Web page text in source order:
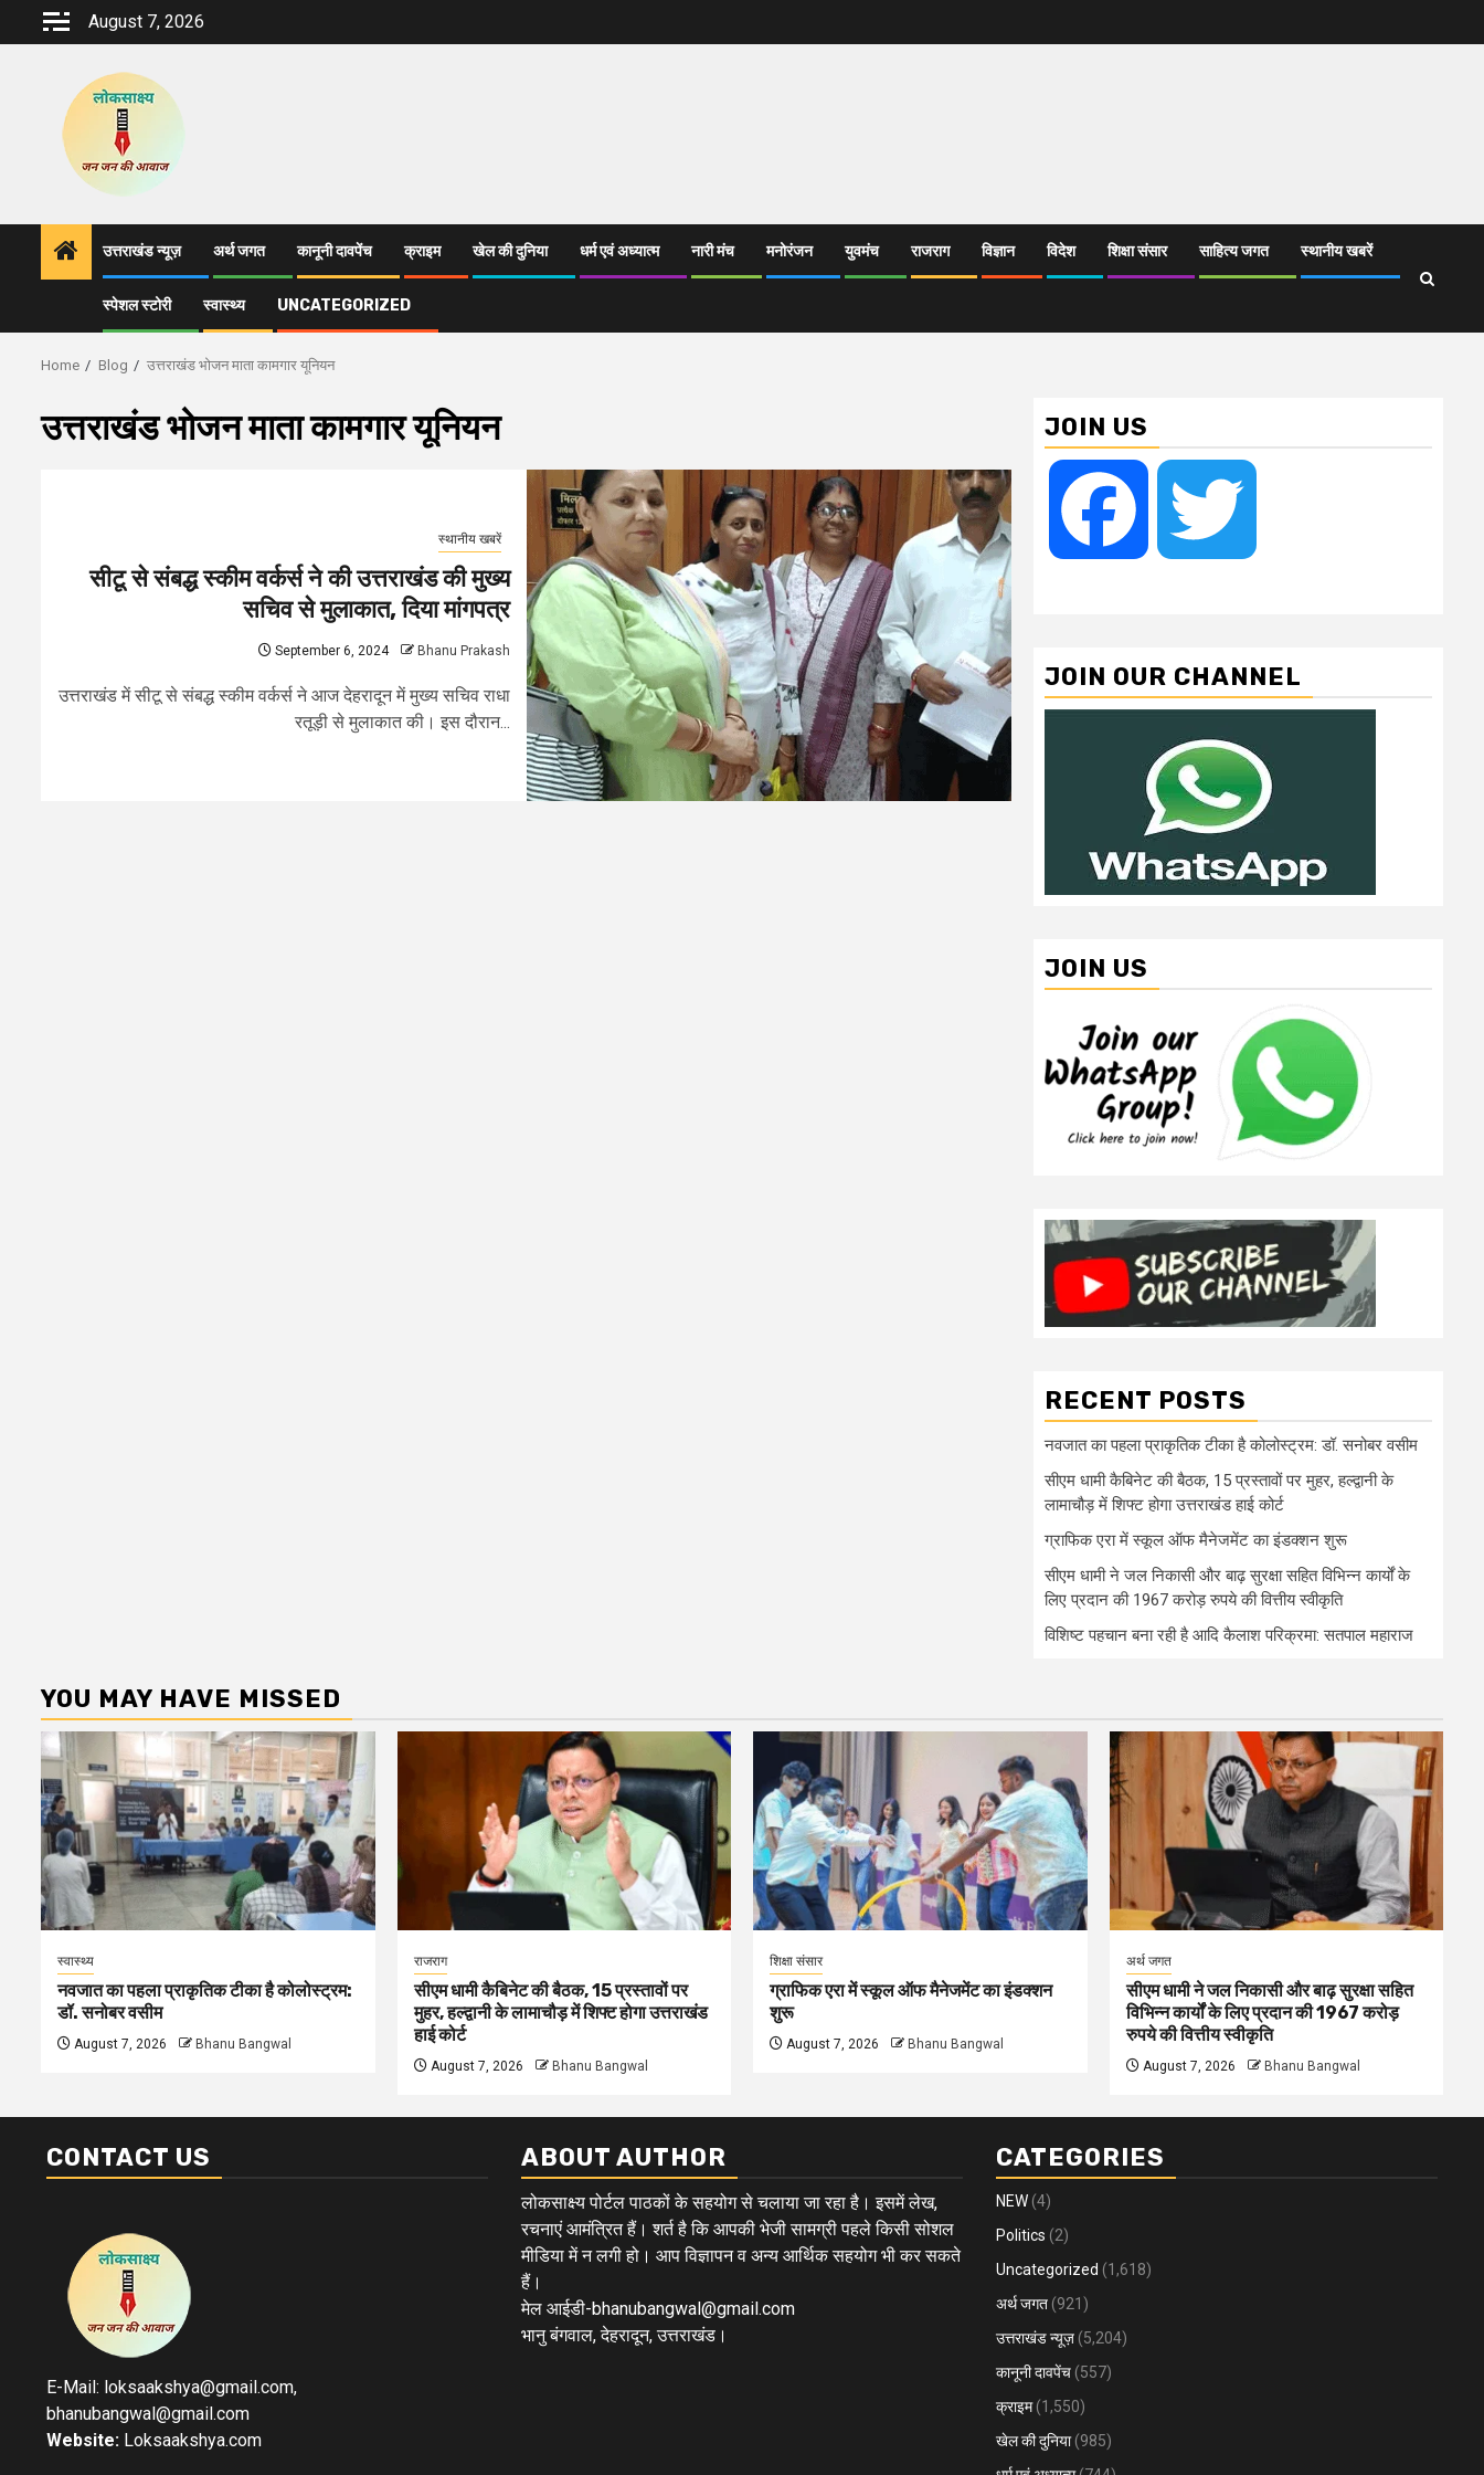
August 7, 2026
उत्तराखंड न्यूज़ अर्थ जगत कानूनी दावपेंच क्राइम खेल की दुनिया धर्म एवं अध्यात्म नारी मंच मनोरंजन युवमंच राजराग विज्ञान विदेश शिक्षा संसार साहित्य जगत स्थानीय खबरें
स्पेशल स्टोरी स्वास्थ्य UNCATEGORIZED
Home Blog उत्तराखंड भोजन माता कामगार यूनियन
उत्तराखंड भोजन माता कामगार यूनियन
स्थानीय खबरें
सीटू से संबद्ध स्कीम वर्कर्स ने की उत्तराखंड की मुख्य
सचिव से मुलाकात, दिया मांगपत्र
September 6, 2024 Bhanu Prakash
उत्तराखंड में सीटू से संबद्ध स्कीम वर्कर्स ने आज देहरादून में मुख्य सचिव राधा
रतूड़ी से मुलाकात की। इस दौरान...
JOIN US
Facebook
JOIN OUR CHANNEL
JOIN US
RECENT POSTS
नवजात का पहला प्राकृतिक टीका है कोलोस्ट्रम: डॉ. सनोबर वसीम
सीएम धामी कैबिनेट की बैठक, 15 प्रस्तावों पर मुहर, हल्द्वानी के
लामाचौड़ में शिफ्ट होगा उत्तराखंड हाई कोर्ट
ग्राफिक एरा में स्कूल ऑफ मैनेजमेंट का इंडक्शन शुरू
सीएम धामी ने जल निकासी और बाढ़ सुरक्षा सहित विभिन्न कार्यों के
लिए प्रदान की 1967 करोड़ रुपये की वित्तीय स्वीकृति
विशिष्ट पहचान बना रही है आदि कैलाश परिक्रमा: सतपाल महाराज
YOU MAY HAVE MISSED
स्वास्थ्य
नवजात का पहला प्राकृतिक टीका है कोलोस्ट्रम:
डॉ. सनोबर वसीम
August 7, 2026 Bhanu Bangwal
राजराग
सीएम धामी कैबिनेट की बैठक, 15 प्रस्तावों पर
मुहर, हल्द्वानी के लामाचौड़ में शिफ्ट होगा उत्तराखंड
हाई कोर्ट
August 7, 2026 Bhanu Bangwal
शिक्षा संसार
ग्राफिक एरा में स्कूल ऑफ मैनेजमेंट का इंडक्शन
शुरू
August 7, 2026 Bhanu Bangwal
अर्थ जगत
सीएम धामी ने जल निकासी और बाढ़ सुरक्षा सहित
विभिन्न कार्यों के लिए प्रदान की 1967 करोड़
रुपये की वित्तीय स्वीकृति
August 7, 2026 Bhanu Bangwal
CONTACT US
E-Mail: loksaakshya@gmail.com,
bhanubangwal@gmail.com
Website: Loksaakshya.com
ABOUT AUTHOR
लोकसाक्ष्य पोर्टल पाठकों के सहयोग से चलाया जा रहा है। इसमें लेख,
रचनाएं आमंत्रित हैं। शर्त है कि आपकी भेजी सामग्री पहले किसी सोशल
मीडिया में न लगी हो। आप विज्ञापन व अन्य आर्थिक सहयोग भी कर सकते
हैं।
मेल आईडी-bhanubangwal@gmail.com
भानु बंगवाल, देहरादून, उत्तराखंड।
CATEGORIES
NEW (4)
Politics (2)
Uncategorized (1,618)
अर्थ जगत (921)
उत्तराखंड न्यूज़ (5,204)
कानूनी दावपेंच (557)
क्राइम(1,550)
खेल की दुनिया(985)